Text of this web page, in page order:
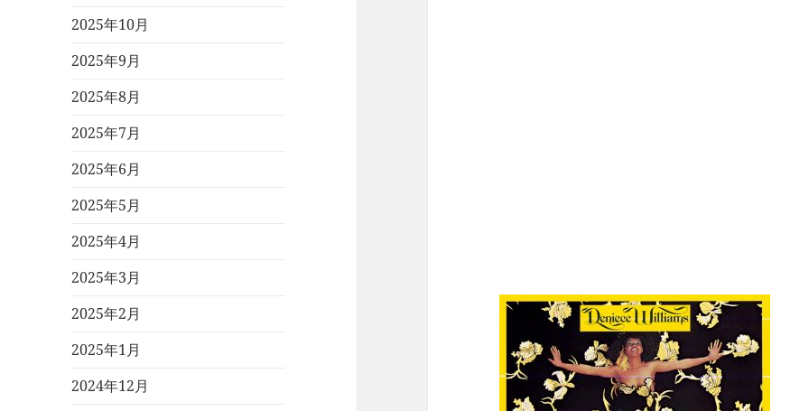
2025年10月
2025年9月
2025年8月
2025年7月
2025年6月
2025年5月
2025年4月
2025年3月
2025年2月
2025年1月
2024年12月